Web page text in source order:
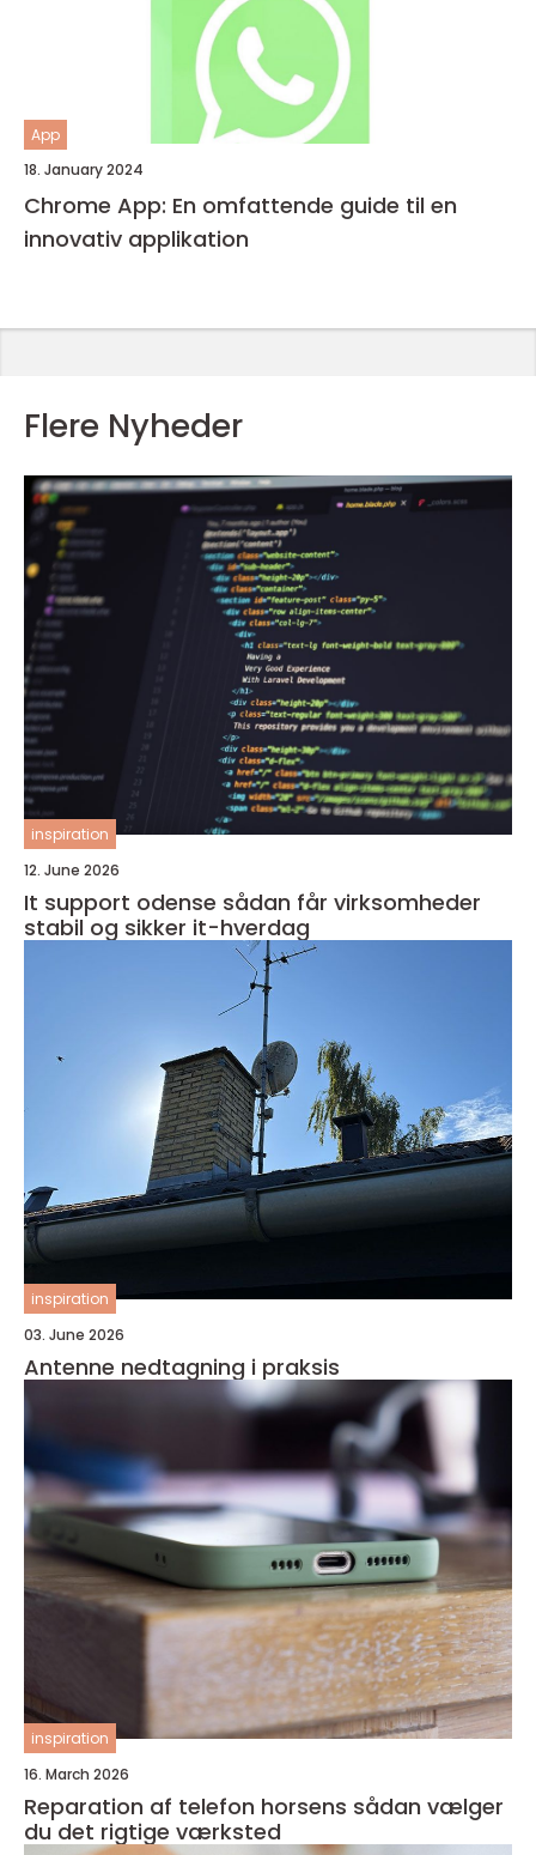
App
18. January 2024
Chrome App: En omfattende guide til en
innovativ applikation
Flere Nyheder
inspiration
12. June 2026
It support odense sådan får virksomheder
stabil og sikker it-hverdag
inspiration
03. June 2026
Antenne nedtagning i praksis
inspiration
16. March 2026
Reparation af telefon horsens sådan vælger
du det rigtige værksted